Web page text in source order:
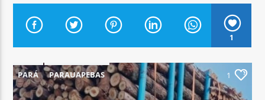
CURRENT TRACK
ARARA AZUL FM 96,9
1
PARÁ PARAUAPEBAS 1